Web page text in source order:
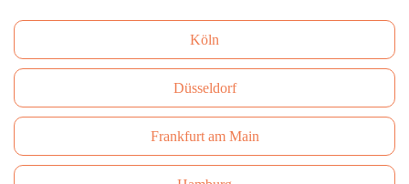
Köln
Düsseldorf
Frankfurt am Main